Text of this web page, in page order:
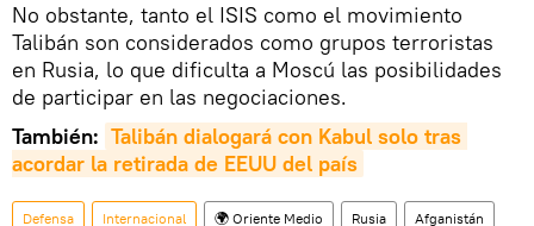
No obstante, tanto el ISIS como el movimiento
Talibán son considerados como grupos terroristas
en Rusia, lo que dificulta a Moscú las posibilidades
de participar en las negociaciones.
También: Talibán dialogará con Kabul solo tras
acordar la retirada de EEUU del país
Defensa Internacional 🌍 Oriente Medio Rusia Afganistán